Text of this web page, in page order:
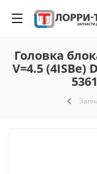
Головка
V=4.5 (4ISBe)